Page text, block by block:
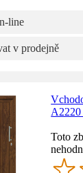
line
v prodejně
A2220
Toto